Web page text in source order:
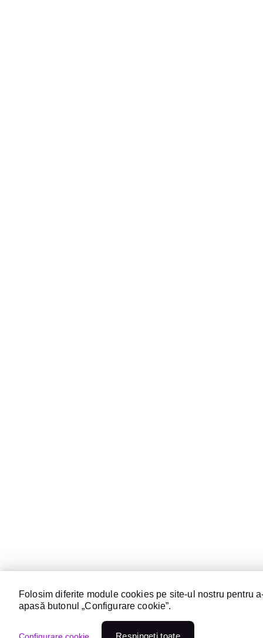
Folosim diferite module cookies pe site-ul nostru pentru
apasă butonul „Configurare cookie”.
Configurare cookie Respingeți toate